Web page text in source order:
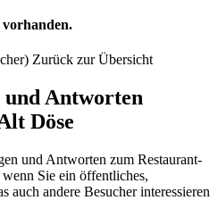
Zurück zur Übersicht
Antworten
Döse
und Antworten zum Restaurant-
Sie ein öffentliches,
auch andere Besucher interessieren